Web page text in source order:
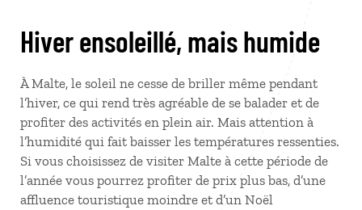
Hiver ensoleillé, mais humide
À Malte, le soleil ne cesse de briller même pendant
l’hiver, ce qui rend très agréable de se balader et de
profiter des activités en plein air. Mais attention à
l’humidité qui fait baisser les températures ressenties.
Si vous choisissez de visiter Malte à cette période de
l’année vous pourrez profiter de prix plus bas, d’une
affluence touristique moindre et d’un Noël